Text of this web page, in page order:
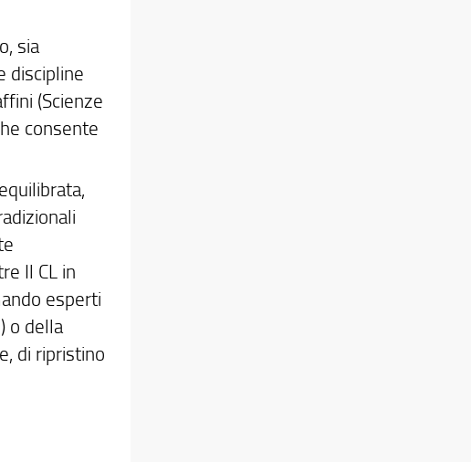
sia
discipline
(Scienze
consente
Il CL in
esperti
o della
di ripristino